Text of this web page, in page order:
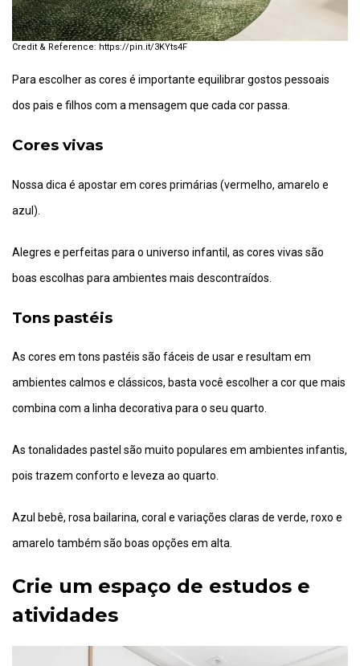
https://pin.it/3KYts4F
Para escolher as cores é importante equilibrar gostos pessoais
dos pais e filhos com a mensagem que cada cor passa.
Cores vivas
Nossa dica é apostar em cores primárias (vermelho, amarelo e
azul).
Alegres e perfeitas para o universo infantil, as cores vivas são
boas escolhas para ambientes mais descontraídos.
Tons pastéis
As cores em tons pastéis são fáceis de usar e resultam em
ambientes calmos e clássicos, basta você escolher a cor que mais
combina com a linha decorativa para o seu quarto.
As tonalidades pastel são muito populares em ambientes infantis,
pois trazem conforto e leveza ao quarto.
Azul bebê, rosa bailarina, coral e variações claras de verde, roxo e
amarelo também são boas opções em alta.
Crie um espaço de estudos e
atividades